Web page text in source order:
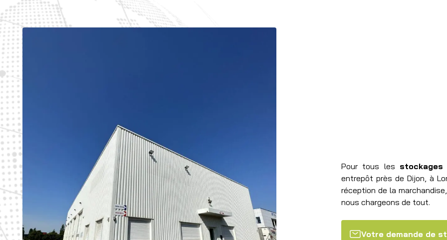
Pour tous les
entrepôt près de Dijon, à
réception de la
nous chargeons de tout.
Votre demande de